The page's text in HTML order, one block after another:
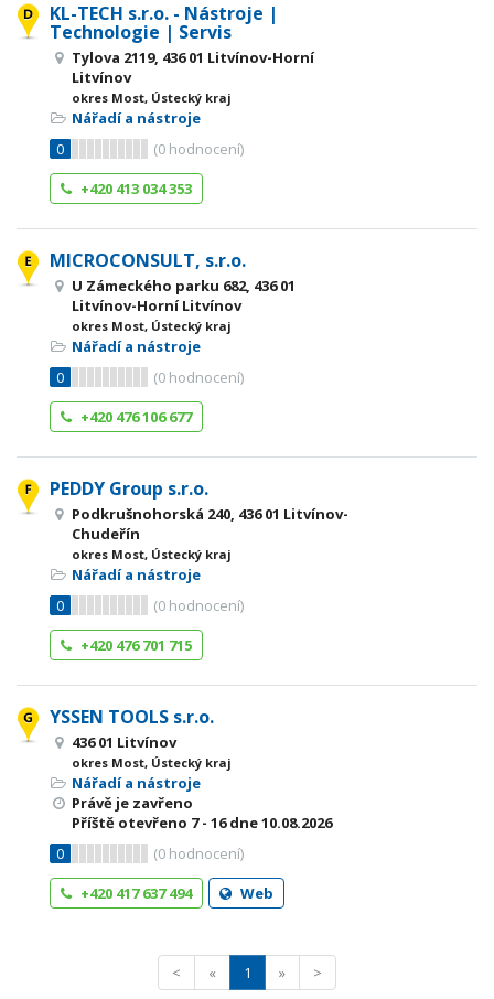
KL-TECH s.r.o. - Nástroje |
Technologie | Servis
Tylova 2119, 436 01 Litvínov-Horní
Litvínov
okres Most, Ústecký kraj
Nářadí a nástroje
0
(0 hodnocení)
+420 413 034 353
MICROCONSULT, s.r.o.
U Zámeckého parku 682, 436 01
Litvínov-Horní Litvínov
okres Most, Ústecký kraj
Nářadí a nástroje
0
(0 hodnocení)
+420 476 106 677
PEDDY Group s.r.o.
Podkrušnohorská 240, 436 01 Litvínov-
Chudeřín
okres Most, Ústecký kraj
Nářadí a nástroje
0
(0 hodnocení)
+420 476 701 715
YSSEN TOOLS s.r.o.
436 01 Litvínov
okres Most, Ústecký kraj
Nářadí a nástroje
Právě je zavřeno
Příště otevřeno 7 - 16dne 10.08.2026
0
(0 hodnocení)
+420 417 637 494
Web
< « 1 » >